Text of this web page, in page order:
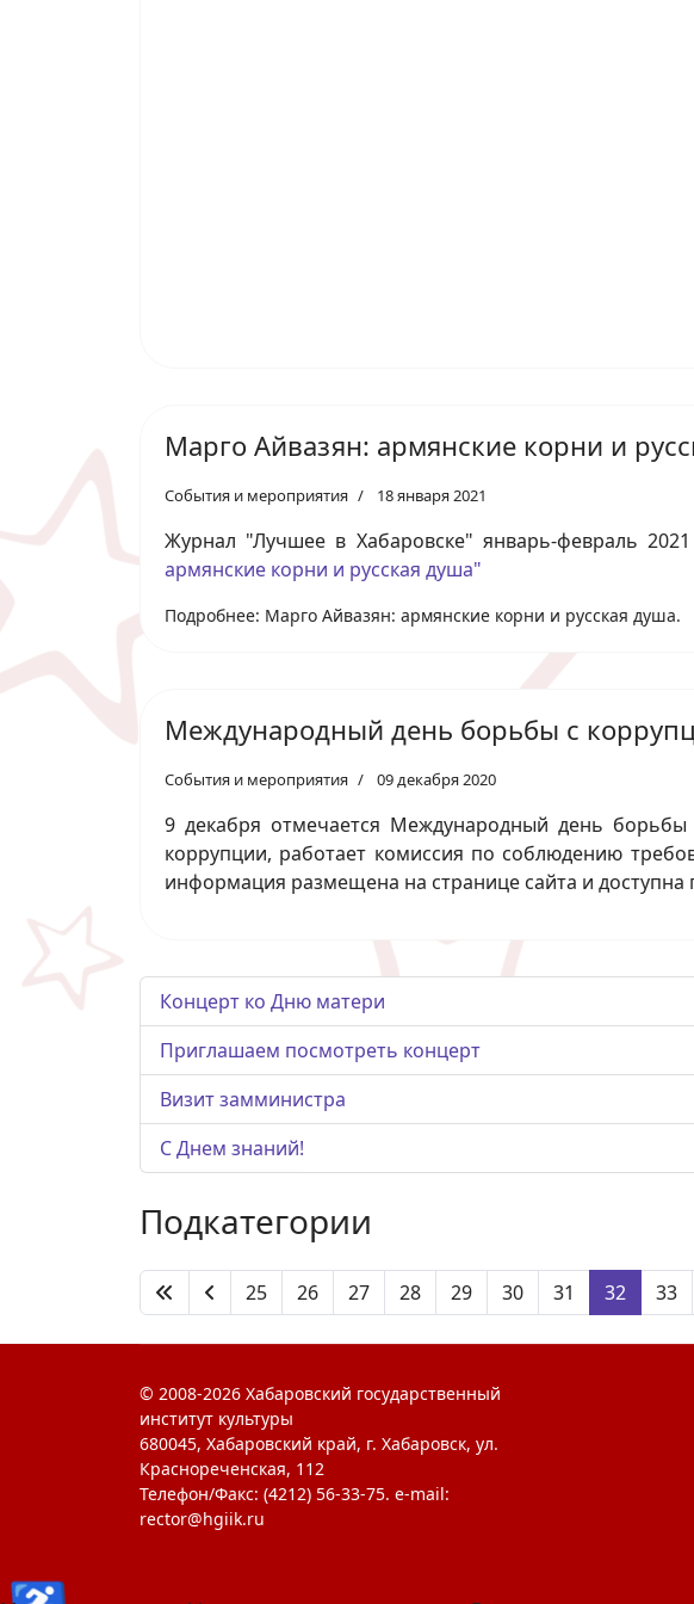
Марго Айвазян: армянские корни и
События и мероприятия 18 января 2021
Журнал "Лучшее в Хабаровске" январь-февраль
армянские корни и русская душа"
Подробнее: Марго Айвазян: армянские корни и русская душа.
Международный день борьбы с
События и мероприятия 09 декабря 2020
9 декабря отмечается Международный день
коррупции, работает комиссия по соблюдению
информация размещена на странице сайта и доступна
Концерт ко Дню матери
Приглашаем посмотреть концерт
Визит замминистра
С Днем знаний!
Подкатегории
25 26 27 28 29 30 31 32 33
© 2008-2026 Хабаровский государственный
институт культуры
680045, Хабаровский край, г. Хабаровск, ул.
Краснореченская, 112
Телефон/Факс: (4212) 56-33-75. e-mail:
rector@hgiik.ru